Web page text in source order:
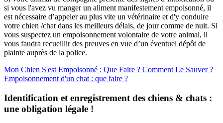
si vous l'avez vu manger un aliment manifestement empoisonné, il
est nécessaire d’appeler au plus vite un vétérinaire et d'y conduire
votre chien /chat dans les meilleurs délais, de jour comme de nuit. Si
vous suspectez un empoisonnement volontaire de votre animal, il
vous faudra recueillir des preuves en vue d’un éventuel dépôt de
plainte auprès de la police.
Mon Chien S'est Empoisonné : Que Faire ? Comment Le Sauver?
Empoisonnement d'un chat : que faire ?
Identification et enregistrement des chiens & chats :
une obligation légale !